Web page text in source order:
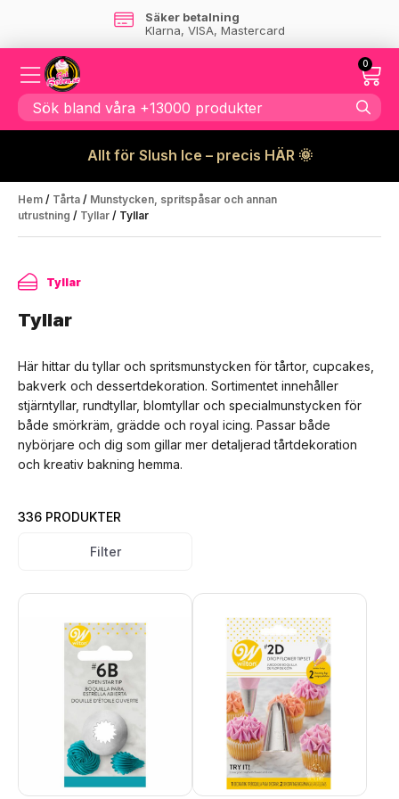
Skandinaviskt företag
- ingen tull tillkommer
0
Allt för Slush Ice – precis HÄR 🌞
Hem / Tårta / Munstycken, spritspåsar och annan
utrustning / Tyllar / Tyllar
Tyllar
Tyllar
Här hittar du tyllar och spritsmunstycken för tårtor, cupcakes,
bakverk och dessertdekoration. Sortimentet innehåller
stjärntyllar, rundtyllar, blomtyllar och specialmunstycken för
både smörkräm, grädde och royal icing. Passar både
nybörjare och dig som gillar mer detaljerad tårtdekoration
och kreativ bakning hemma.
336 PRODUKTER
Filter